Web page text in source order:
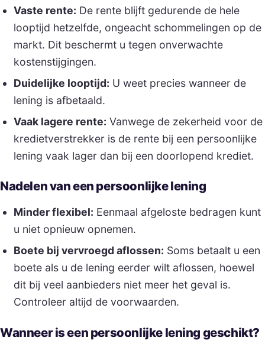
Vaste rente: De rente blijft gedurende de hele
looptijd hetzelfde, ongeacht schommelingen op de
markt. Dit beschermt u tegen onverwachte
kostenstijgingen.
Duidelijke looptijd: U weet precies wanneer de
lening is afbetaald.
Vaak lagere rente: Vanwege de zekerheid voor de
kredietverstrekker is de rente bij een persoonlijke
lening vaak lager dan bij een doorlopend krediet.
Nadelen van een persoonlijke lening
Minder flexibel: Eenmaal afgeloste bedragen kunt
u niet opnieuw opnemen.
Boete bij vervroegd aflossen: Soms betaalt u een
boete als u de lening eerder wilt aflossen, hoewel
dit bij veel aanbieders niet meer het geval is.
Controleer altijd de voorwaarden.
Wanneer is een persoonlijke lening geschikt?